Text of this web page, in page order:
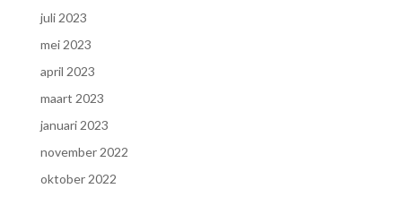
juli 2023
mei 2023
april 2023
maart 2023
januari 2023
november 2022
oktober 2022